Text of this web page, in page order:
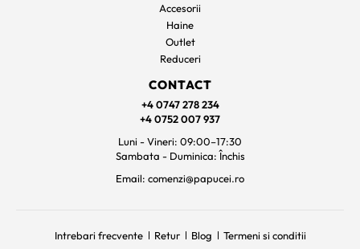
Accesorii
Haine
Outlet
Reduceri
CONTACT
+4 0747 278 234
+4 0752 007 937
Luni - Vineri: 09:00–17:30
Sambata - Duminica: Închis
Email: comenzi@papucei.ro
Intrebari frecvente Retur Blog
Termeni si conditii